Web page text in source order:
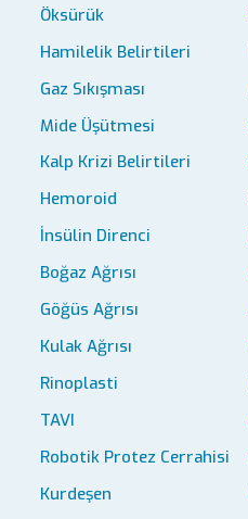
Öksürük
Hamilelik Belirtileri
Gaz Sıkışması
Mide Üşütmesi
Kalp Krizi Belirtileri
Hemoroid
İnsülin Direnci
Boğaz Ağrısı
Göğüs Ağrısı
Kulak Ağrısı
Rinoplasti
TAVI
Robotik Protez Cerrahisi
Kurdeşen